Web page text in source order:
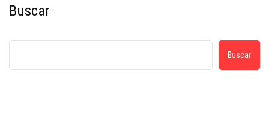
Buscar
Buscar